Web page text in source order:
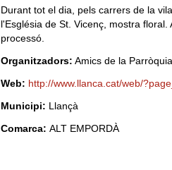
Durant tot el dia, pels carrers de la
l'Església de St. Vicenç, mostra
processó.
Organitzadors: Amics de la Parròquia
Web: http://www.llanca.cat/web/
Municipi: Llançà
Comarca: ALT EMPORDÀ